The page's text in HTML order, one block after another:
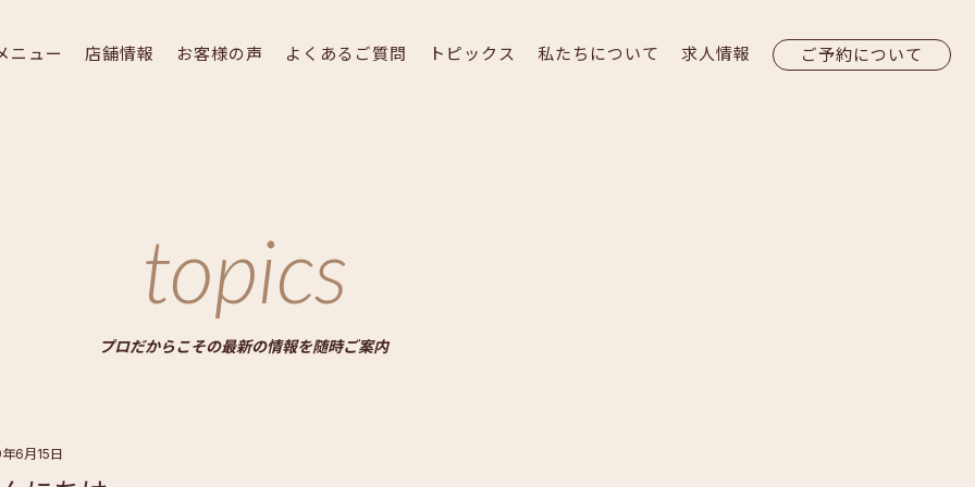
ニュー 店舗情報 お客様の声 よくあるご質問 トピックス 私たちについて 求人情報 ご予約について
topics
プロだからこその最新の情報を随時ご案内
6月15日